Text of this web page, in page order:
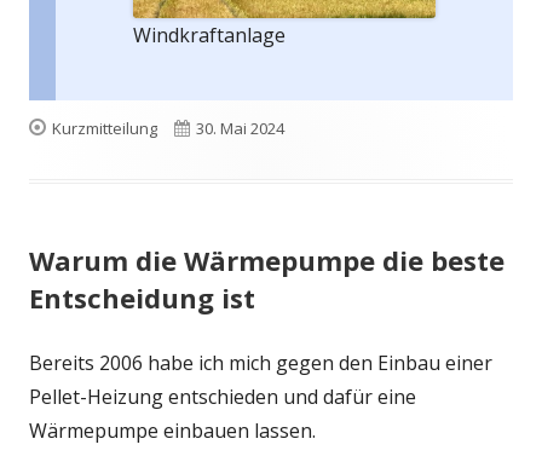
Windkraftanlage
Format
Kurzmitteilung
Veröffentlicht
30. Mai 2024
Warum die Wärmepumpe die beste
Entscheidung ist
Bereits 2006 habe ich mich gegen den Einbau einer
Pellet-Heizung entschieden und dafür eine
Wärmepumpe einbauen lassen.